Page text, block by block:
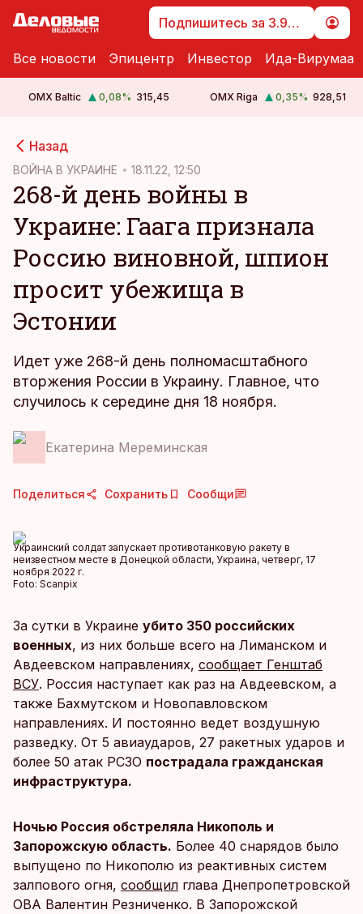
Подпишитесь за 3.99 €
Все новости Эпицентр Инвестор Ида-Вирумаа
OMX Baltic 0,08% 315,45 OMX Riga 0,35% 928,51
Назад
ВОЙНА В УКРАИНЕ 18.11.22, 12:50
268-й день войны в
Украине: Гаага признала
Россию виновной, шпион
просит убежища в
Эстонии
Идет уже 268-й день полномасштабного
вторжения России в Украину. Главное, что
случилось к середине дня 18 ноября.
Екатерина Мереминская
Поделиться Сохранить Сообщи
Украинский солдат запускает противотанковую ракету в
неизвестном месте в Донецкой области, Украина, четверг, 17
ноября 2022 г.
Foto: Scanpix
За сутки в Украине убито 350 российских
военных, из них больше всего на Лиманском и
Авдеевском направлениях, сообщает Генштаб
ВСУ. Россия наступает как раз на Авдеевском, а
также Бахмутском и Новопавловском
направлениях. И постоянно ведет воздушную
разведку. От 5 авиаударов, 27 ракетных ударов и
более 50 атак РСЗО пострадала гражданская
инфраструктура.
Ночью Россия обстреляла Никополь и
Запорожскую область. Более 40 снарядов было
выпущено по Никополю из реактивных систем
залпового огня, сообщил глава Днепропетровской
ОВА Валентин Резниченко. В Запорожской